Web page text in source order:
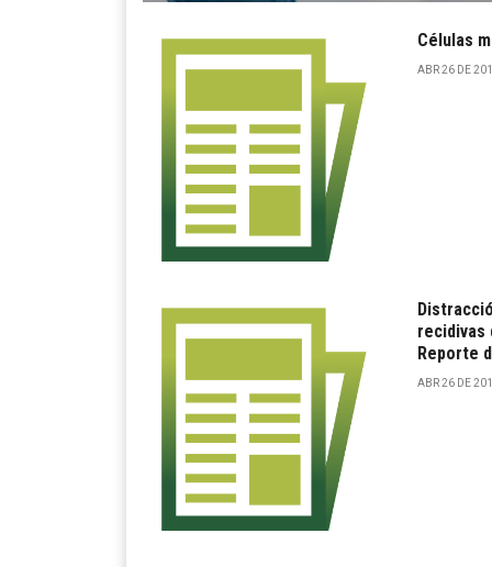
Células
ABR 26 DE
recidivas
Reporte
ABR 26 DE